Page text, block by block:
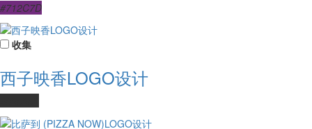
#712C7D
收集
西子映香LOGO设计